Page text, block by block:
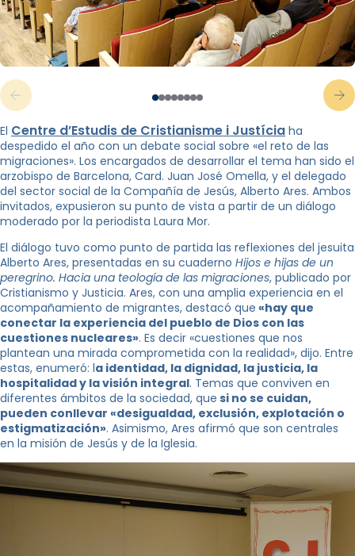
El Centre d’Estudis de Cristianisme i Justícia ha
despedido el año con un debate social sobre «el reto de las
migraciones». Los encargados de desarrollar el tema han sido el
arzobispo de Barcelona, ​​Card. Juan José Omella, y el delegado
del sector social de la Compañía de Jesús, Alberto Ares. Ambos
invitados, expusieron su punto de vista a partir de un diálogo
moderado por la periodista Laura Mor.
El diálogo tuvo como punto de partida las reflexiones del jesuita
Alberto Ares, presentadas en su cuaderno Hijos e hijas de un
peregrino. Hacia una teología de las migraciones, publicado por
Cristianismo y Justicia. Ares, con una amplia experiencia en el
acompañamiento de migrantes, destacó que «hay que
conectar la experiencia del pueblo de Dios con las
cuestiones nucleares». Es decir «cuestiones que nos
plantean una mirada comprometida con la realidad», dijo. Entre
estas, enumeró: la identidad, la dignidad, la justicia, la
hospitalidad y la visión integral. Temas que conviven en
diferentes ámbitos de la sociedad, que si no se cuidan,
pueden conllevar «desigualdad, exclusión, explotación o
estigmatización». Asimismo, Ares afirmó que son centrales
en la misión de Jesús y de la Iglesia.